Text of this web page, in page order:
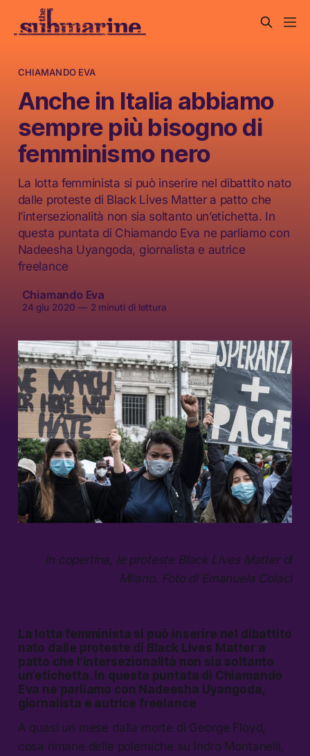
CHIAMANDO EVA
Anche in Italia abbiamo
sempre più bisogno di
femminismo nero
La lotta femminista si può inserire nel dibattito nato
dalle proteste di Black Lives Matter a patto che
l’intersezionalità non sia soltanto un’etichetta. In
questa puntata di Chiamando Eva ne parliamo con
Nadeesha Uyangoda, giornalista e autrice
freelance
Chiamando Eva
24 giu 2020 —2 minuti di lettura
in copertina, le proteste Black Lives Matter di
Milano. Foto di Emanuela Colaci
La lotta femminista si può inserire nel dibattito
nato dalle proteste di Black Lives Matter a
patto che l’intersezionalità non sia soltanto
un’etichetta. In questa puntata di Chiamando
Eva ne parliamo con Nadeesha Uyangoda,
giornalista e autrice freelance
A quasi un mese dalla morte di George Floyd,
cosa rimane delle polemiche su Indro Montanelli,